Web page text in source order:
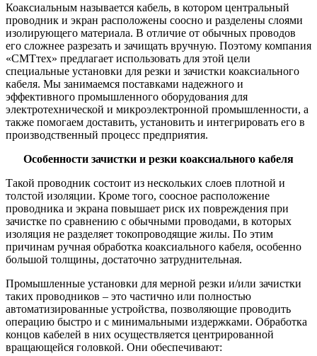
Коаксиальным называется кабель, в котором центральный
проводник и экран расположены соосно и разделены слоями
изолирующего материала. В отличие от обычных проводов
его сложнее разрезать и зачищать вручную. Поэтому компания
«СМТтех» предлагает использовать для этой цели
специальные установки для резки и зачистки коаксиального
кабеля. Мы занимаемся поставками надежного и
эффективного промышленного оборудования для
электротехнической и микроэлектронной промышленности, а
также помогаем доставить, установить и интегрировать его в
производственный процесс предприятия.
Особенности зачистки и резки коаксиального кабеля
Такой проводник состоит из нескольких слоев плотной и
толстой изоляции. Кроме того, соосное расположение
проводника и экрана повышает риск их повреждения при
зачистке по сравнению с обычными проводами, в которых
изоляция не разделяет токопроводящие жилы. По этим
причинам ручная обработка коаксиального кабеля, особенно
большой толщины, достаточно затруднительная.
Промышленные установки для мерной резки и/или зачистки
таких проводников – это частично или полностью
автоматизированные устройства, позволяющие проводить
операцию быстро и с минимальными издержками. Обработка
концов кабелей в них осуществляется центрированной
вращающейся головкой. Они обеспечивают: